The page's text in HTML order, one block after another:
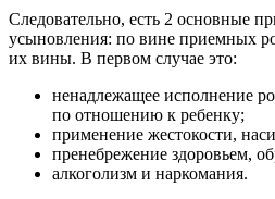
Следовательно, есть 2 основные
усыновления: по вине приемных
их вины. В первом случае это:
ненадлежащее исполнение
по отношению к ребенку;
применение жестокости,
пренебрежение здоровьем,
алкоголизм и наркомания.